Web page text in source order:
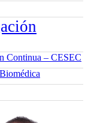
Continua – CESEC